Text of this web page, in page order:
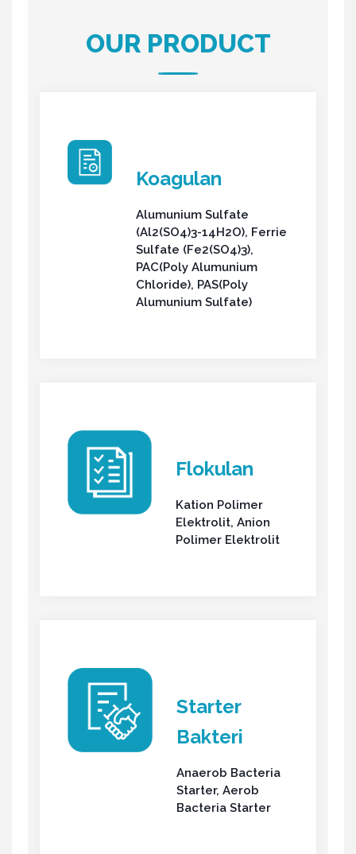
OUR PRODUCT
Koagulan
Alumunium Sulfate
(Al2(SO4)3-14H2O), Ferrie
Sulfate (Fe2(SO4)3),
PAC(Poly Alumunium
Chloride), PAS(Poly
Alumunium Sulfate)
Flokulan
Kation Polimer
Elektrolit, Anion
Polimer Elektrolit
Starter
Bakteri
Anaerob Bacteria
Starter, Aerob
Bacteria Starter